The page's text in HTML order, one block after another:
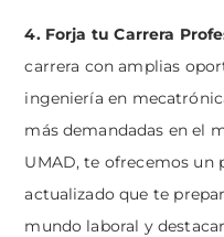
4. Forja tu Carrera
carrera con amplias
ingeniería en
más demandadas en el
UMAD, te ofrecemos un
actualizado que te
mundo laboral y